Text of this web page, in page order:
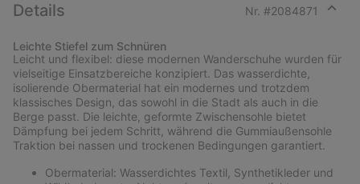
Details Nr. #2084871
section
Leichte Stiefel zum Schnüren
Leicht und flexibel: diese modernen Wanderschuhe wurden für
vielseitige Einsatzbereiche konzipiert. Das wasserdichte,
isolierende Obermaterial hat ein modernes und trotzdem
klassisches Design, das sowohl in die Stadt als auch in die
Berge passt. Die leichte, geformte Zwischensohle bietet
Dämpfung bei jedem Schritt, während die Gummiaußensohle
Traktion bei nassen und trockenen Bedingungen garantiert.
Obermaterial: Wasserdichtes Textil, Synthetikleder und